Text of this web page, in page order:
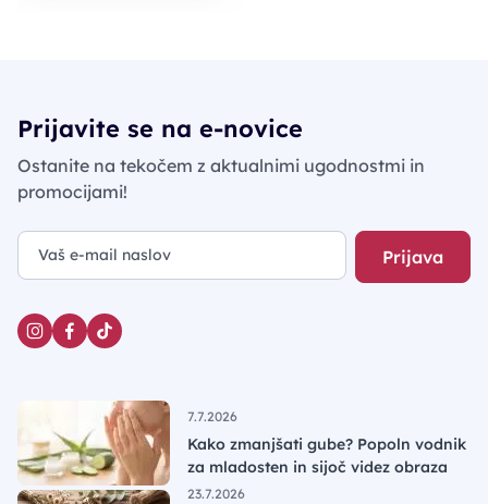
Prijavite se na e-novice
Ostanite na tekočem z aktualnimi ugodnostmi in
promocijami!
Prijava
7.7.2026
Kako zmanjšati gube? Popoln vodnik
za mladosten in sijoč videz obraza
23.7.2026